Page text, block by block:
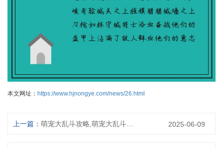
本文网址： https://www.hjnongye.com/news/26.html
上一篇： 2025-06-09